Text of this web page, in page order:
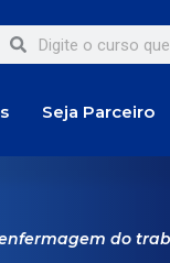
Seja Parceiro
do